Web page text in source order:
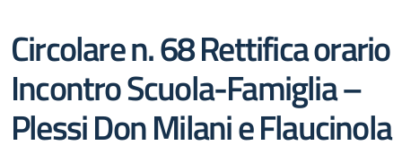
Circolare n. 68 Rettifica orario
Incontro Scuola-Famiglia –
Plessi Don Milani e Flaucinola